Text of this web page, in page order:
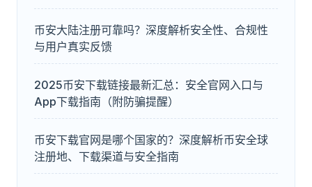
币安大陆注册可靠吗？深度解析安全性、合规性
与用户真实反馈
2025币安下载链接最新汇总：安全官网入口与
App下载指南（附防骗提醒）
币安下载官网是哪个国家的？深度解析币安全球
注册地、下载渠道与安全指南